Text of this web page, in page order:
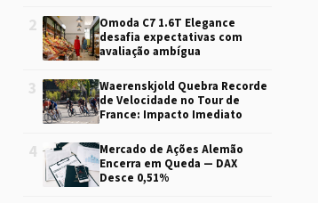
2
Omoda C7 1.6T Elegance
desafia expectativas com
avaliação ambígua
3
Waerenskjold Quebra Recorde
de Velocidade no Tour de
France: Impacto Imediato
4
Mercado de Ações Alemão
Encerra em Queda — DAX
Desce 0,51%